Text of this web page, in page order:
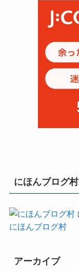
にほんブログ村
にほんブログ村
アーカイブ